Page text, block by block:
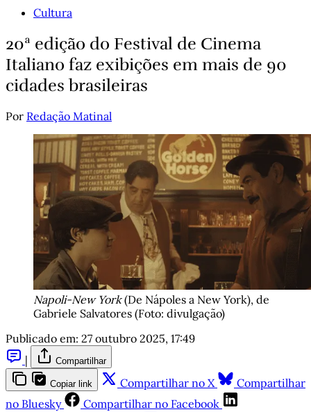
Cultura
20ª edição do Festival de Cinema
Italiano faz exibições em mais de 90
cidades brasileiras
Por Redação Matinal
Napoli-New York (De Nápoles a New York), de
Gabriele Salvatores (Foto: divulgação)
Publicado em: 27 outubro 2025, 17:49
|
Compartilhar
Copiar link Compartilhar no X
Compartilhar
no Bluesky
Compartilhar no Facebook